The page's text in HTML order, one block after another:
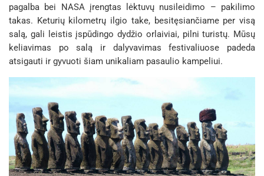
pagalba bei NASA įrengtas lėktuvų nusileidimo – pakilimo
takas. Keturių kilometrų ilgio take, besitęsiančiame per visą
salą, gali leistis įspūdingo dydžio orlaiviai, pilni turistų. Mūsų
keliavimas po salą ir dalyvavimas festivaliuose padeda
atsigauti ir gyvuoti šiam unikaliam pasaulio kampeliui.